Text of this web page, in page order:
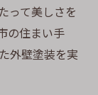
って美しさを
の住まい手
外壁塗装を実